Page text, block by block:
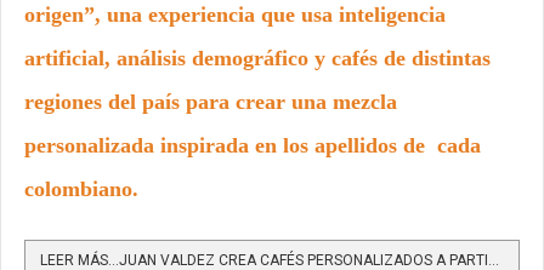
origen”, una experiencia que usa inteligencia
artificial, análisis demográfico y cafés de distintas
regiones del país para crear una mezcla
personalizada inspirada en los apellidos de cada
colombiano.
LEER MÁS…JUAN VALDEZ CREA CAFÉS PERSONALIZADOS A PARTIR DE LOS APELLIDOS DE LOS COLOMBIANOS